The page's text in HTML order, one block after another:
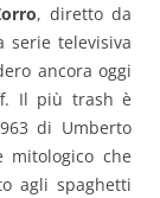
, diretto da
televisiva
ancora oggi
Il più trash è
di Umberto
mitologico che
agli spaghetti